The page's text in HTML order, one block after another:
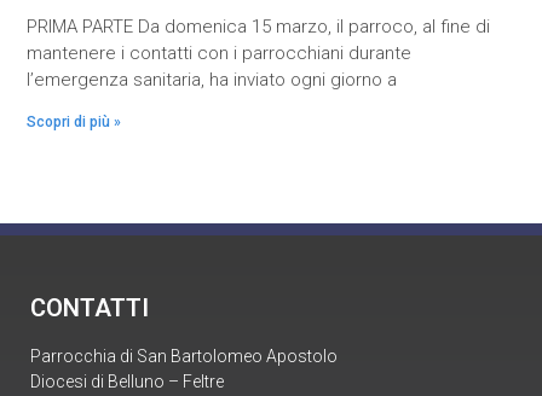
PRIMA PARTE Da domenica 15 marzo, il parroco, al fine di
mantenere i contatti con i parrocchiani durante
l’emergenza sanitaria, ha inviato ogni giorno a
Scopri di più »
CONTATTI
Parrocchia di San Bartolomeo Apostolo
Diocesi di Belluno – Feltre